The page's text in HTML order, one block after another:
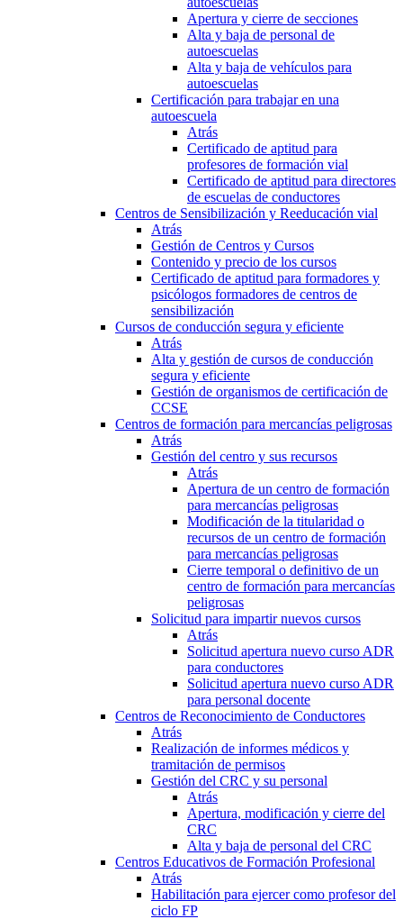
Apertura y cierre de secciones
Alta y baja de personal de
autoescuelas
Alta y baja de vehículos para
autoescuelas
Certificación para trabajar en una
autoescuela
Atrás
Certificado de aptitud para
profesores de formación vial
Certificado de aptitud para directores
de escuelas de conductores
Centros de Sensibilización y Reeducación vial
Atrás
Gestión de Centros y Cursos
Contenido y precio de los cursos
Certificado de aptitud para formadores y
psicólogos formadores de centros de
sensibilización
Cursos de conducción segura y eficiente
Atrás
Alta y gestión de cursos de conducción
segura y eficiente
Gestión de organismos de certificación de
CCSE
Centros de formación para mercancías peligrosas
Atrás
Gestión del centro y sus recursos
Atrás
Apertura de un centro de formación
para mercancías peligrosas
Modificación de la titularidad o
recursos de un centro de formación
para mercancías peligrosas
Cierre temporal o definitivo de un
centro de formación para mercancías
peligrosas
Solicitud para impartir nuevos cursos
Atrás
Solicitud apertura nuevo curso ADR
para conductores
Solicitud apertura nuevo curso ADR
para personal docente
Centros de Reconocimiento de Conductores
Atrás
Realización de informes médicos y
tramitación de permisos
Gestión del CRC y su personal
Atrás
Apertura, modificación y cierre del
CRC
Alta y baja de personal del CRC
Centros Educativos de Formación Profesional
Atrás
Habilitación para ejercer como profesor del
ciclo FP